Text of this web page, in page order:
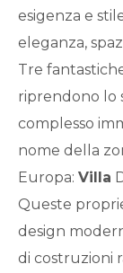
esigenza e
eleganza,
Tre
riprendono lo
complesso
nome della
Europa:Villa
Queste
design
di costruzioni
5
5+
Bagni
minimi
Qualsiasi